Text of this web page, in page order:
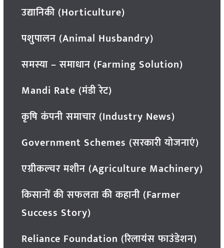
उद्यानिकी (Horticulture)
पशुपालन (Animal Husbandry)
समस्या – समाधान (Farming Solution)
Mandi Rate (मंडी रेट)
कृषि कंपनी समाचार (Industry News)
Government Schemes (सरकारी योजनाएं)
एग्रीकल्चर मशीन (Agriculture Machinery)
किसानों की सफलता की कहानी (Farmer
Success Story)
Reliance Foundation (रिलायंस फाउंडेशन)